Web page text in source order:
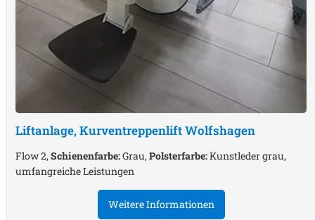
Liftanlage, KurventreppenliftWolfshagen
Flow 2,Schienenfarbe:Grau,Polsterfarbe:Kunstleder grau,
umfangreiche Leistungen
Weitere Informationen